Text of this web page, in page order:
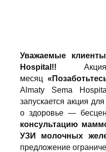
Уважаемые
Hospital!!
месяц
Almaty Sema
запускается акция
о здоровье —
консультацию
УЗИ молочных
предложение